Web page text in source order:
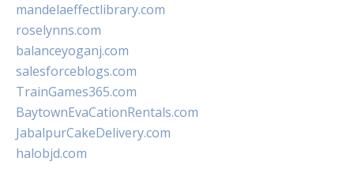
mandelaeffectlibrary.com
roselynns.com
balanceyoganj.com
salesforceblogs.com
TrainGames365.com
BaytownEvaCationRentals.com
JabalpurCakeDelivery.com
halobjd.com